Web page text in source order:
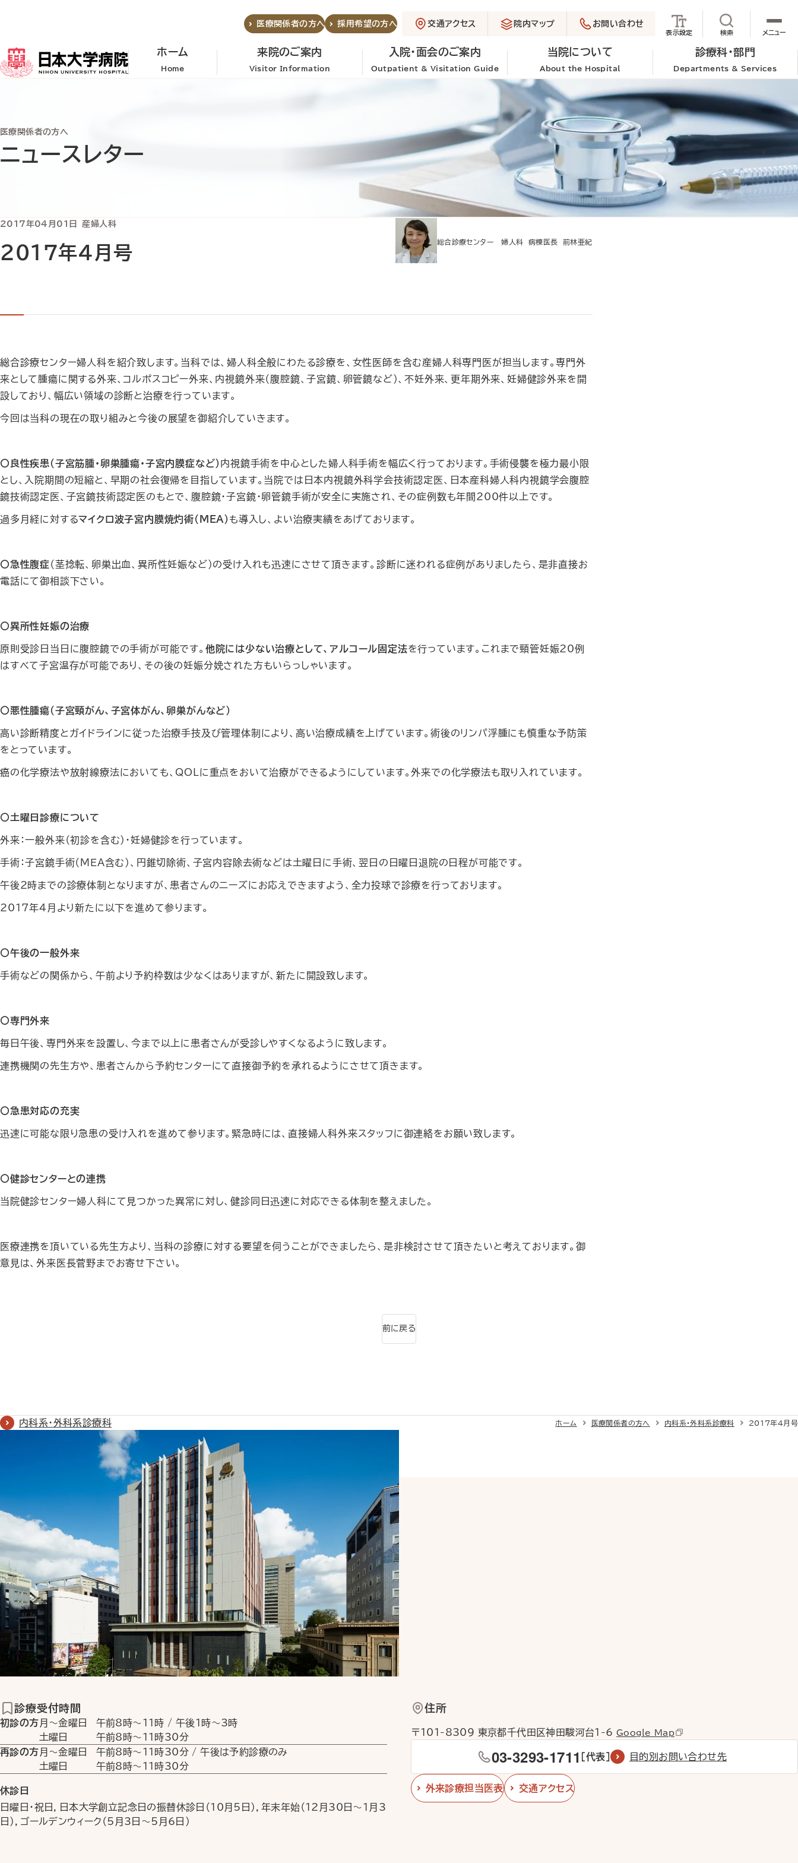
ホーム
Home
来院のご案内
Visitor Information
入院・面会のご案内
Outpatient & Visitation Guide
当院について
About the Hospital
診療科・部門
Departments & Services
医療関係者の方へ 採用希望の方へ 交通アクセス 院内マップ お問い合わせ
表示設定 検索サイト内検索を
メニュー
医療関係者の方へ
ニュースレター
2017年4月号
2017年04月01日 産婦人科
総合診療センター 婦人科 病棟医長 前林亜紀
総合診療センター婦人科を紹介致します。当科では、婦人科全般にわたる診療を、女性医師を含む産婦人科専門医が担当します。専門外
来として腫瘍に関する外来、コルポスコピー外来、内視鏡外来（腹腔鏡、子宮鏡、卵管鏡など）、不妊外来、更年期外来、妊婦健診外来を開
設しており、幅広い領域の診断と治療を行っています。
今回は当科の現在の取り組みと今後の展望を御紹介していきます。
〇良性疾患（子宮筋腫・卵巣腫瘍・子宮内膜症など） 内視鏡手術を中心とした婦人科手術を幅広く行っております。手術侵襲を極力最小限
とし、入院期間の短縮と、早期の社会復帰を目指しています。当院では日本内視鏡外科学会技術認定医、日本産科婦人科内視鏡学会腹腔
鏡技術認定医、子宮鏡技術認定医のもとで、腹腔鏡・子宮鏡・卵管鏡手術が安全に実施され、その症例数も年間200件以上です。
過多月経に対するマイクロ波子宮内膜焼灼術(MEA) も導入し、よい治療実績をあげております。
〇急性腹症（茎捻転、卵巣出血、異所性妊娠など）の受け入れも迅速にさせて頂きます。診断に迷われる症例がありましたら、是非直接お
電話にて御相談下さい。
〇異所性妊娠の治療
原則受診日当日に腹腔鏡での手術が可能です。 他院には少ない治療として、アルコール固定法を行っています。これまで頸管妊娠20例
はすべて子宮温存が可能であり、その後の妊娠分娩された方もいらっしゃいます。
〇悪性腫瘍（子宮頸がん、子宮体がん、卵巣がんなど）
高い診断精度とガイドラインに従った治療手技及び管理体制により、高い治療成績を上げています。術後のリンパ浮腫にも慎重な予防策
をとっています。
癌の化学療法や放射線療法においても、QOLに重点をおいて治療ができるようにしています。外来での化学療法も取り入れています。
〇土曜日診療について
外来：一般外来（初診を含む）・妊婦健診を行っています。
手術：子宮鏡手術（ＭＥＡ含む）、円錐切除術、子宮内容除去術などは土曜日に手術、翌日の日曜日退院の日程が可能です。
午後2時までの診療体制となりますが、患者さんのニーズにお応えできますよう、全力投球で診療を行っております。
2017年4月より新たに以下を進めて参ります。
〇午後の一般外来
手術などの関係から、午前より予約枠数は少なくはありますが、新たに開設致します。
〇専門外来
毎日午後、専門外来を設置し、今まで以上に患者さんが受診しやすくなるように致します。
連携機関の先生方や、患者さんから予約センターにて直接御予約を承れるようにさせて頂きます。
〇急患対応の充実
迅速に可能な限り急患の受け入れを進めて参ります。緊急時には、直接婦人科外来スタッフに御連絡をお願い致します。
〇健診センターとの連携
当院健診センター婦人科にて見つかった異常に対し、健診同日迅速に対応できる体制を整えました。
医療連携を頂いている先生方より、当科の診療に対する要望を伺うことができましたら、是非検討させて頂きたいと考えております。御
意見は、外来医長菅野までお寄せ下さい。
前に戻る
内科系・外科系診療科 ホーム 医療関係者の方へ 内科系・外科系診療科 2017年4月号
診療受付時間
初診の方 月〜金曜日 午前8時〜11時 /午後1時〜3時
土曜日
午前8時〜11時30分
再診の方 月〜金曜日 午前8時〜11時30分 / 午後は予約診療のみ
土曜日
午前8時〜11時30分
休診日
日曜日・祝日，日本大学創立記念日の振替休診日（10月5日），年末年始（12月30日〜1月3
日），ゴールデンウィーク（5月3日〜5月6日）
住所
〒101-8309 東京都千代田区神田駿河台1-6 Google Map
03-3293-1711 ［代表］ 目的別お問い合わせ先
外来診療担当医表 交通アクセス